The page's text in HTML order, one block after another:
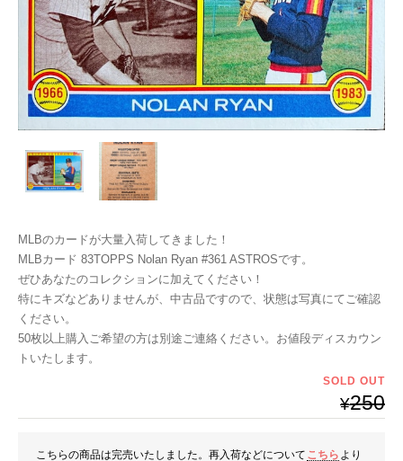
MLBのカードが大量入荷してきました！
MLBカード 83TOPPS Nolan Ryan #361 ASTROSです。
ぜひあなたのコレクションに加えてください！
特にキズなどありませんが、中古品ですので、状態は写真にてご確認
ください。
50枚以上購入ご希望の方は別途ご連絡ください。お値段ディスカウン
トいたします。
SOLD OUT
¥250
こちらの商品は完売いたしました。再入荷などについて こちら より